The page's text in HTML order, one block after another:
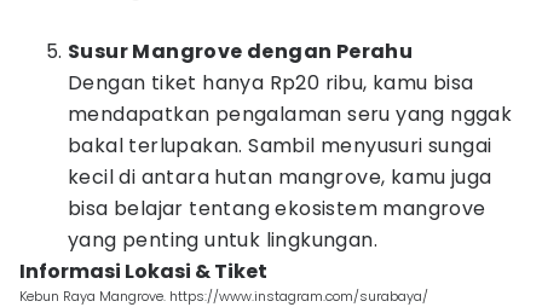
Susur Mangrove dengan Perahu
Dengan tiket hanya Rp20 ribu, kamu bisa
mendapatkan pengalaman seru yang nggak
bakal terlupakan. Sambil menyusuri sungai
kecil di antara hutan mangrove, kamu juga
bisa belajar tentang ekosistem mangrove
yang penting untuk lingkungan.
Informasi Lokasi & Tiket
Kebun Raya Mangrove. https://www.instagram.com/surabaya/